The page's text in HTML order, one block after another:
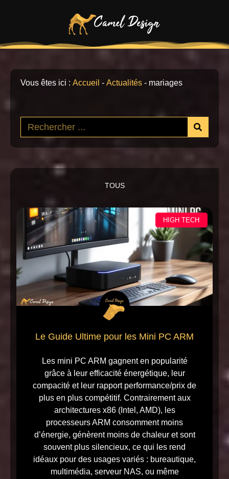
Vous êtes ici : Accueil - Actualités - mariages
TOUS
HIGH TECH
Le Guide Ultime pour les Mini PC ARM
Les mini PC ARM gagnent en popularité
grâce à leur efficacité énergétique, leur
compacité et leur rapport performance/prix de
plus en plus compétitif. Contrairement aux
architectures x86 (Intel, AMD), les
processeurs ARM consomment moins
d’énergie, génèrent moins de chaleur et sont
souvent plus silencieux, ce qui les rend
idéaux pour des usages variés : bureautique,
multimédia, serveur NAS, ou même